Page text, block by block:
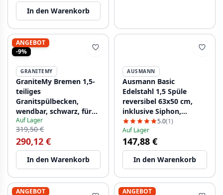
In den Warenkorb
ANGEBOT
-9%
GRANITEMY
GraniteMy Bremen 1,5-
teiliges
Granitspülbecken,
wendbar, schwarz, für
Aufsatz-, Unterbau- und
Flachmontage, mit
Edelstahl-Ablaufstopfen
1208953203
Auf Lager
319,50 €
290,12 €
In den Warenkorb
AUSMANN
Ausmann Basic
Edelstahl 1,5 Spüle
reversibel 63x50 cm,
inklusive Siphon,
Oberflächen-Einbau
1208956969
5.0(1)
Auf Lager
147,88 €
In den Warenkorb
ANGEBOT
ANGEBOT